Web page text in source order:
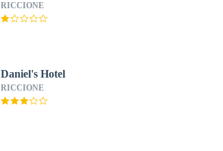
RICCIONE
Daniel's Hotel
RICCIONE